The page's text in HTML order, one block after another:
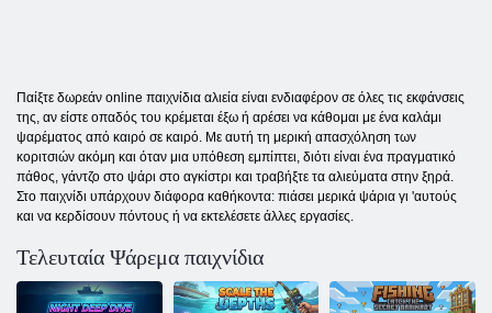
Παίξτε δωρεάν online παιχνίδια αλιεία είναι ενδιαφέρον σε όλες τις εκφάνσεις
της, αν είστε οπαδός του κρέμεται έξω ή αρέσει να κάθομαι με ένα καλάμι
ψαρέματος από καιρό σε καιρό. Με αυτή τη μερική απασχόληση των
κοριτσιών ακόμη και όταν μια υπόθεση εμπίπτει, διότι είναι ένα πραγματικό
πάθος, γάντζο στο ψάρι στο αγκίστρι και τραβήξτε τα αλιεύματα στην ξηρά.
Στο παιχνίδι υπάρχουν διάφορα καθήκοντα: πιάσει μερικά ψάρια γι 'αυτούς
και να κερδίσουν πόντους ή να εκτελέσετε άλλες εργασίες.
Τελευταία Ψάρεμα παιχνίδια